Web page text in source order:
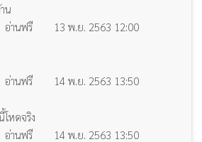
น
อ่านฟรี
13 พ.ย. 2563 12:00
อ่านฟรี
14 พ.ย. 2563 13:50
หดจริง
อ่านฟรี
14 พ.ย. 2563 13:50